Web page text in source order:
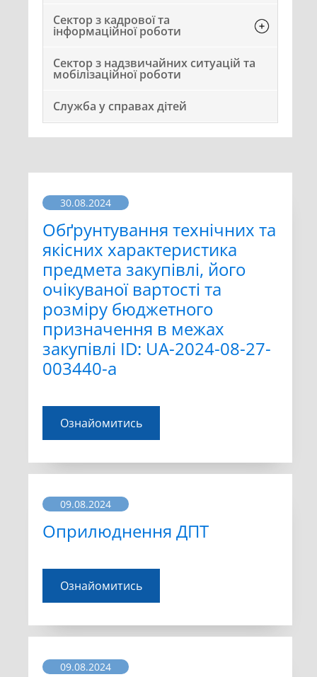
Сектор з кадрової та
інформаційної роботи
Сектор з надзвичайних ситуацій та
мобілізаційної роботи
Служба у справах дітей
30.08.2024
Обґрунтування технічних та
якісних характеристика
предмета закупівлі, його
очікуваної вартості та
розміру бюджетного
призначення в межах
закупівлі ID: UA-2024-08-27-
003440-a
Ознайомитись
09.08.2024
Оприлюднення ДПТ
Ознайомитись
09.08.2024